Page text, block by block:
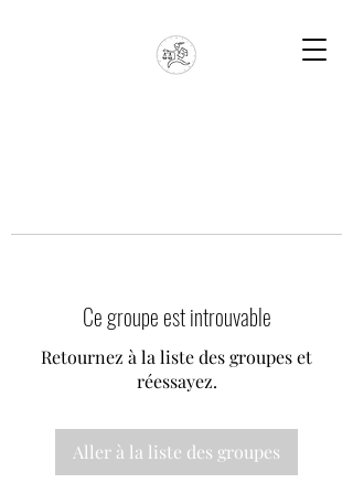
Ce groupe est introuvable
Retournez à la liste des groupes et
réessayez.
Aller à la liste des groupes